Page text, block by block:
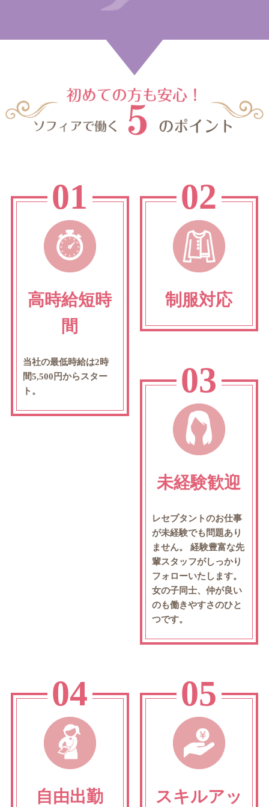
01
高時給短時
間
当社の最低時給は2時
間5,500円からスター
ト。
02
制服対応
03
未経験歓迎
レセプタントのお仕事
が未経験でも問題あり
ません。
経験豊富な先
輩スタッフがしっかり
フォローいたします。
女の子同士、仲が良い
のも働きやすさのひと
つです。
04
自由出勤
05
スキルアッ